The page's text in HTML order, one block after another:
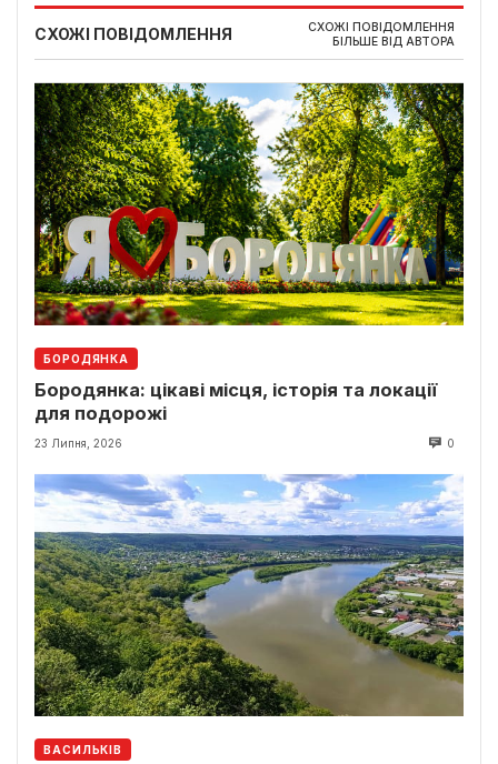
СХОЖІ ПОВІДОМЛЕННЯ
СХОЖІ ПОВІДОМЛЕННЯ
БІЛЬШЕ ВІД АВТОРА
БОРОДЯНКА
Бородянка: цікаві місця, історія та локації
для подорожі
23 Липня, 2026 0
ВАСИЛЬКІВ